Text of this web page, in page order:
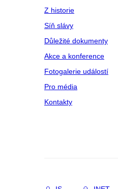
Z historie
Síň slávy
Důležité dokumenty
Akce a konference
Fotogalerie událostí
Pro média
Kontakty